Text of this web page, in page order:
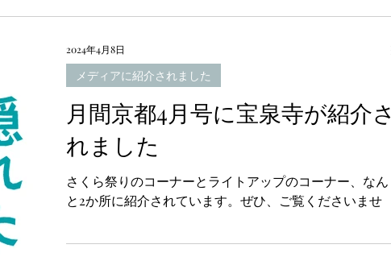
月間京都4月号に宝泉寺が紹介さ
れました
さくら祭りのコーナーとライトアップのコーナー、なん
と2か所に紹介されています。ぜひ、ご覧くださいませ
メディアに紹介されました
2024年4月8日